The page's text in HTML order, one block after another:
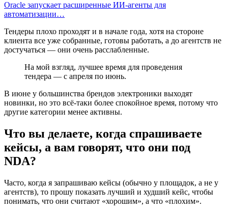
Oracle запускает расширенные ИИ‑агенты для
автоматизации…
Тендеры плохо проходят и в начале года, хотя на стороне
клиента все уже собранные, готовы работать, а до агентств не
достучаться — они очень расслабленные.
На мой взгляд, лучшее время для проведения
тендера — с апреля по июнь.
В июне у большинства брендов электроники выходят
новинки, но это всё-таки более спокойное время, потому что
другие категории менее активны.
Что вы делаете, когда спрашиваете
кейсы, а вам говорят, что они под
NDA?
Часто, когда я запрашиваю кейсы (обычно у площадок, а не у
агентств), то прошу показать лучший и худший кейс, чтобы
понимать, что они считают «хорошим», а что «плохим».